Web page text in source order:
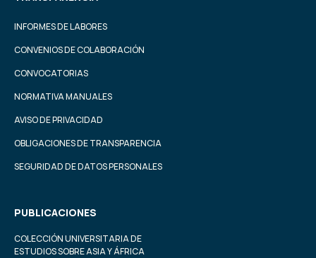
INFORMES DE LABORES
CONVENIOS DE COLABORACIÓN
CONVOCATORIAS
NORMATIVA MANUALES
AVISO DE PRIVACIDAD
OBLIGACIONES DE TRANSPARENCIA
SEGURIDAD DE DATOS PERSONALES
PUBLICACIONES
COLECCIÓN UNIVERSITARIA DE
ESTUDIOS SOBRE ASIA Y ÁFRICA